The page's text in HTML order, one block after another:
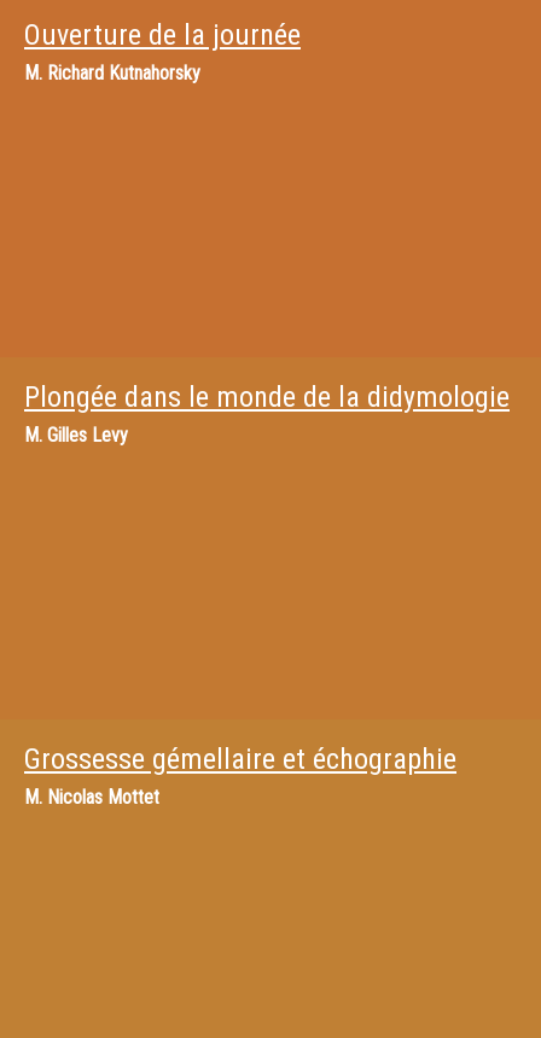
Ouverture de la journée
M. Richard Kutnahorsky
Plongée dans le monde de la didymologie
M. Gilles Levy
Grossesse gémellaire et échographie
M. Nicolas Mottet